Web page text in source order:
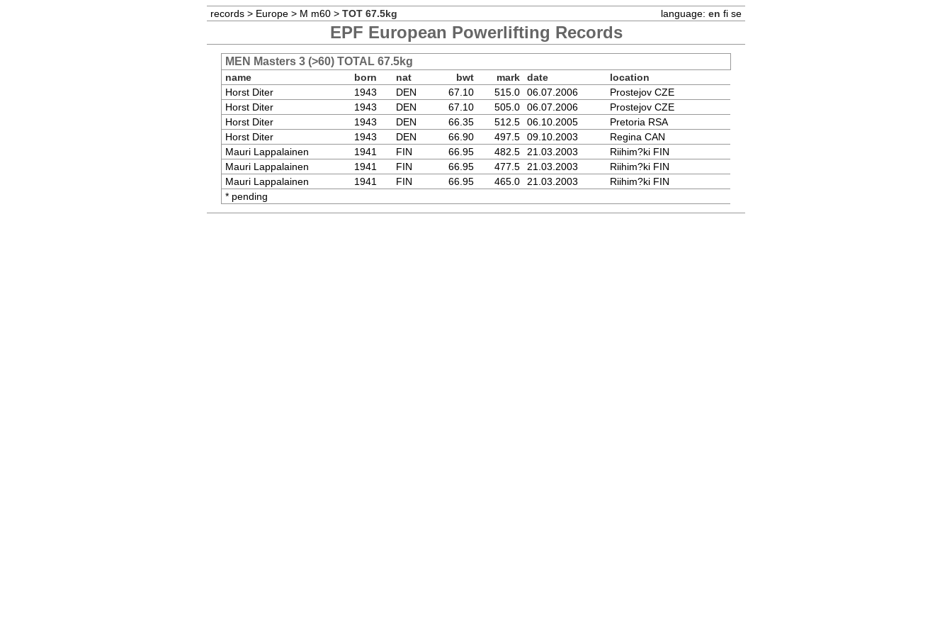
records > Europe > M m60 > TOT 67.5kg language: en fi se
EPF European Powerlifting Records
MEN Masters 3 (>60) TOTAL 67.5kg
name born nat bwt mark date
location
Horst Diter
1943 DEN 67.10 515.0 06.07.2006
Prostejov CZE
Horst Diter
1943 DEN 67.10 505.0 06.07.2006
Prostejov CZE
Horst Diter
1943 DEN 66.35 512.5 06.10.2005
Pretoria RSA
Horst Diter
1943 DEN 66.90 497.5 09.10.2003
Regina CAN
Mauri Lappalainen
1941 FIN 66.95 482.5 21.03.2003
Riihim?ki FIN
Mauri Lappalainen
1941 FIN 66.95 477.5 21.03.2003
Riihim?ki FIN
Mauri Lappalainen
1941 FIN 66.95 465.0 21.03.2003
Riihim?ki FIN
* pending